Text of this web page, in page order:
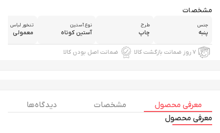
مشخصات
جنس
پنبه
طرح
چاپ
نوع آستین
آستین کوتاه
تنخور لباس
معمولی
۷ روز ضمانت بازگشت کالا ضمانت اصل بودن کالا
معرفی محصول مشخصات
دیدگاه ها
معرفی محصول